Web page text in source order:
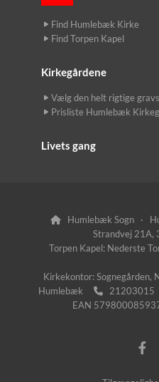
Find Humlebæk Kirke
Find Torpen Kapel
Kirkegårdene
Vælg den helt rigtige
Prisliste Humlebæk
Livets gang

Humlebæk Sogn ·
Strandvej 21A,
Torpen Kapel: Nederste
Kirkekontor: Sognegården,
Humlebæk
 21203015
EAN